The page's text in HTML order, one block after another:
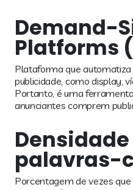
Demand-
Platforms
Plataforma que
publicidade, como display,
Portanto, é uma
anunciantes comprem
palavras-
Porcentagem de vezes